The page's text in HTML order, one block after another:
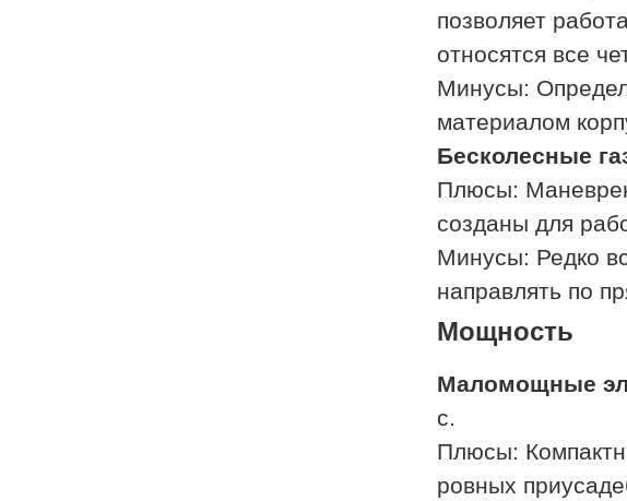
позволяет
относятся все
Минусы:
материалом
Бесколесные
Плюсы:
созданы для
Минусы: Редко
направлять по
Мощность
Маломощные
с.
Плюсы:
ровных